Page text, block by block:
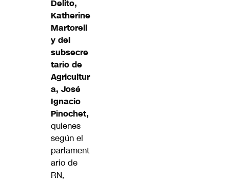
Delito,
Katherine
Martorell
y del
subsecre
tario de
Agricultur
a, José
Ignacio
Pinochet,
quienes
según el
parlament
ario de
RN,